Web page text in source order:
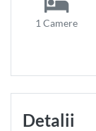
1 Camere
Detalii